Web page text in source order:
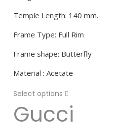
Temple Length: 140 mm.
Frame Type: Full Rim
Frame shape: Butterfly
Material : Acetate
Select options
Gucci